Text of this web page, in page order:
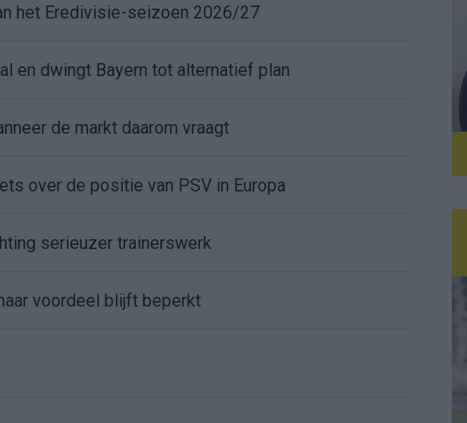
het Eredivisie-seizoen 2026/27
en dwingt Bayern tot alternatief plan
de markt daarom vraagt
over de positie van PSV in Europa
serieuzer trainerswerk
voordeel blijft beperkt